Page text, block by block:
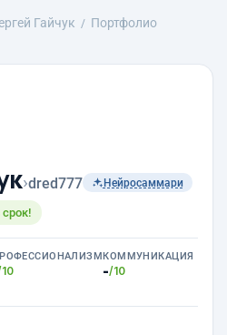
Гайчук
Портфолио
›dred777 Нейросаммари
КОММУНИКАЦИЯ
-/10